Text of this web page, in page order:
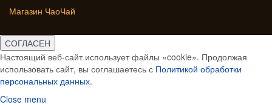
Магазин ЧаоЧай
СОГЛАСЕН
Настоящий веб-сайт использует файлы «cookie». Продолжая
использовать сайт, вы соглашаетесь с Политикой обработки
персональных данных.
Close menu